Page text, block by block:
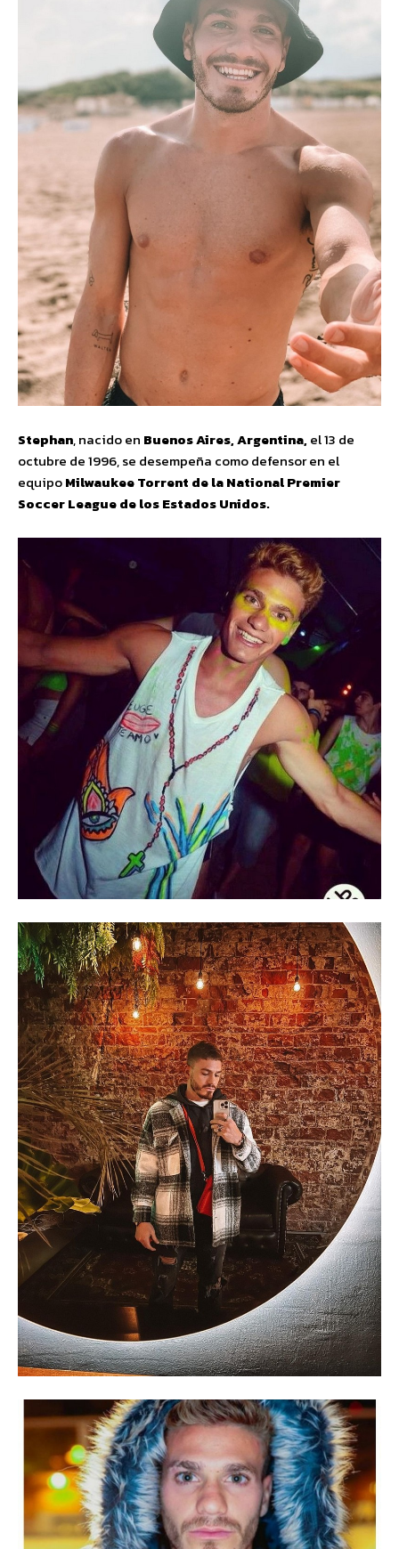
Stephan, nacido en Buenos Aires, Argentina,el 13 de
octubre de 1996, se desempeña como defensor en el
equipoMilwaukee Torrent de la National Premier
Soccer League de los Estados Unidos.